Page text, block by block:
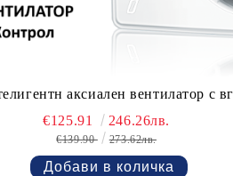
аксиален вентилатор с
€125.91 246.26лв.
€139.90 273.62лв.